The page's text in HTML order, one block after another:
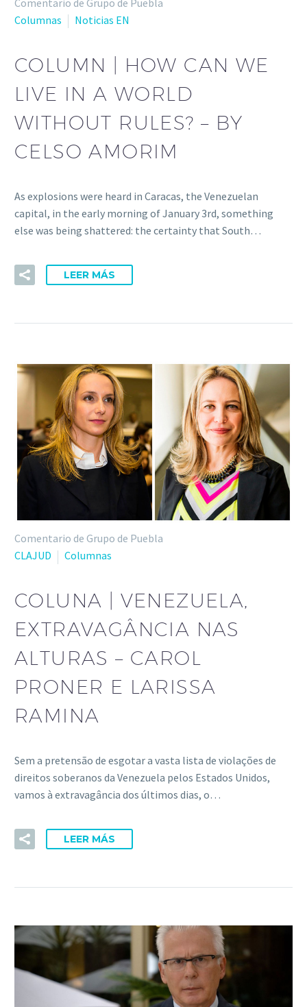
Comentario de Grupo de Puebla
Columnas
Noticias EN
COLUMN | HOW CAN WE
LIVE IN A WORLD
WITHOUT RULES? – BY
CELSO AMORIM
As explosions were heard in Caracas, the Venezuelan
capital, in the early morning of January 3rd, something
else was being shattered: the certainty that South…
LEER MÁS
Comentario de Grupo de Puebla
CLAJUD
Columnas
COLUNA | VENEZUELA,
EXTRAVAGÂNCIA NAS
ALTURAS – CAROL
PRONER E LARISSA
RAMINA
Sem a pretensão de esgotar a vasta lista de violações de
direitos soberanos da Venezuela pelos Estados Unidos,
vamos à extravagância dos últimos dias, o…
LEER MÁS